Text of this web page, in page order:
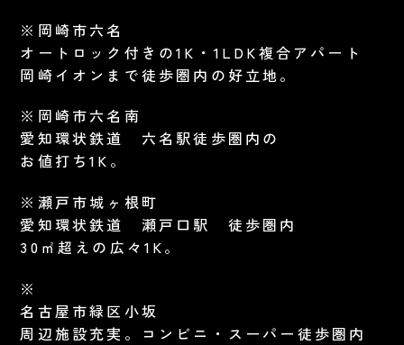
※岡崎市六名
オートロック付きの1K・1LDK複合アパート
岡崎イオンまで徒歩圏内の好立地。
※岡崎市六名南
愛知環状鉄道 六名駅徒歩圏内の
お値打ち1K。
※瀬戸市城ヶ根町
愛知環状鉄道 瀬戸口駅 徒歩圏内
30㎡超えの広々1K。
※
名古屋市緑区小坂
周辺施設充実。コンビニ・スーパー徒歩圏内